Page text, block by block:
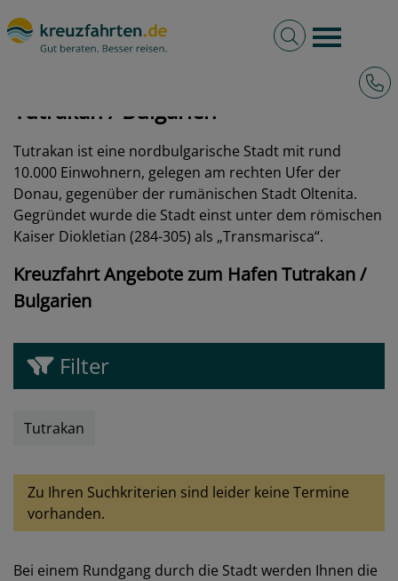
Burger
Volltextsuche
Tutrakan / Bulgarien
Tutrakan ist eine nordbulgarische Stadt mit rund
10.000 Einwohnern, gelegen am rechten Ufer der
Donau, gegenüber der rumänischen Stadt Oltenita.
Gegründet wurde die Stadt einst unter dem römischen
Kaiser Diokletian (284-305) als „Transmarisca“.
Kreuzfahrt Angebote zum Hafen Tutrakan /
Bulgarien
Filter
Tutrakan
Zu Ihren Suchkriterien sind leider keine Termine
vorhanden.
Bei einem Rundgang durch die Stadt werden Ihnen die